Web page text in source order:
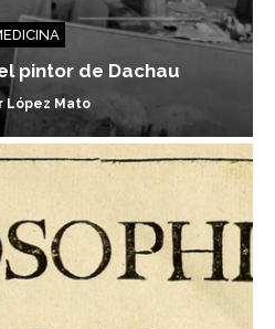
pintor de Dachau
López Mato